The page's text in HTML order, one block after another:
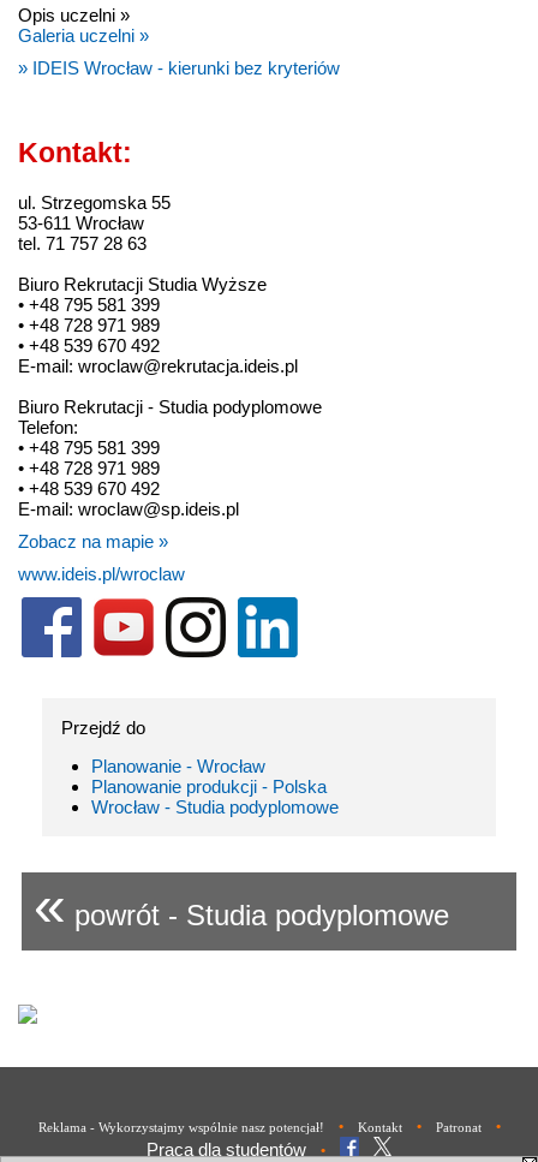
Opis uczelni »
Galeria uczelni »
» IDEIS Wrocław - kierunki bez kryteriów
Kontakt:
ul. Strzegomska 55
53-611 Wrocław
tel. 71 757 28 63
Biuro Rekrutacji Studia Wyższe
• +48 795 581 399
• +48 728 971 989
• +48 539 670 492
E-mail: wroclaw@rekrutacja.ideis.pl
Biuro Rekrutacji - Studia podyplomowe
Telefon:
• +48 795 581 399
• +48 728 971 989
• +48 539 670 492
E-mail: wroclaw@sp.ideis.pl
Zobacz na mapie »
www.ideis.pl/wroclaw
Przejdź do
Planowanie - Wrocław
Planowanie produkcji - Polska
Wrocław - Studia podyplomowe
« powrót - Studia podyplomowe
Reklama - Wykorzystajmy wspólnie nasz potencjał! • Kontakt • Patronat •
Praca dla studentów •